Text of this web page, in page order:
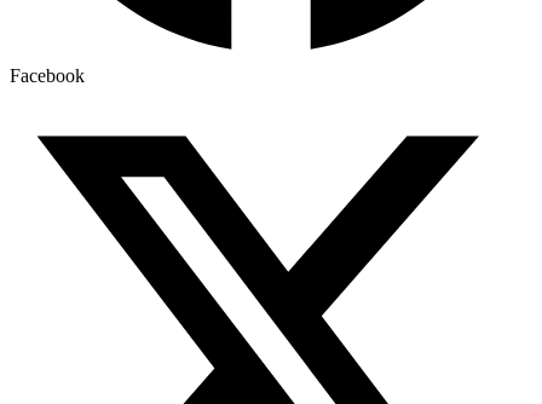
Facebook